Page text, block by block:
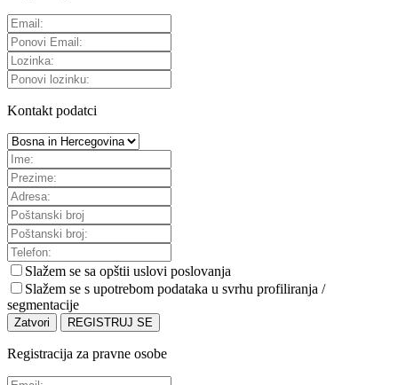
Kontakt podatci
Slažem se sa opštii uslovi poslovanja
Slažem se s upotrebom podataka u svrhu profiliranja /
segmentacije
Zatvori REGISTRUJ SE
Registracija za pravne osobe